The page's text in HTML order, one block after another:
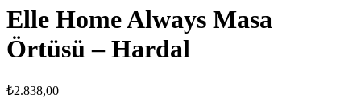
Elle Home Always Masa
Örtüsü – Hardal
₺2.838,00